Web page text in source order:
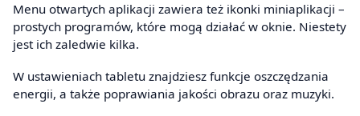
Menu otwartych aplikacji zawiera też ikonki miniaplikacji –
prostych programów, które mogą działać w oknie. Niestety
jest ich zaledwie kilka.
W ustawieniach tabletu znajdziesz funkcje oszczędzania
energii, a także poprawiania jakości obrazu oraz muzyki.